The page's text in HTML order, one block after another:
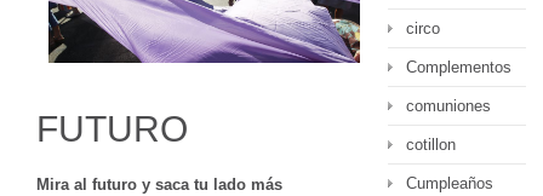
FUTURO
Mira al futuro y saca tu lado más
circo
Complementos
comuniones
cotillon
Cumpleaños